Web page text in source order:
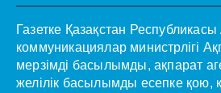
Газетке Қазақстан
коммуникациялар министрлігі
мерзімді басылымды, ақпарат
желілік басылымды есепке қою,